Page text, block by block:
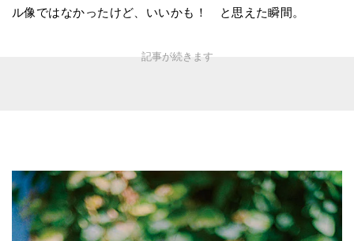
ル像ではなかったけど、いいかも！ と思えた瞬間。